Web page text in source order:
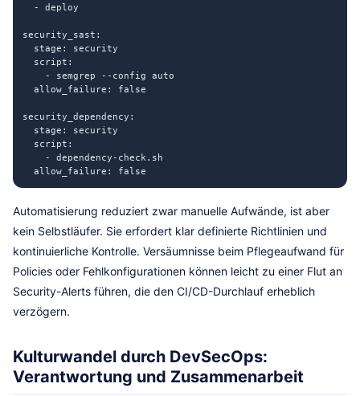
  - deploy
security_sast:
  stage: security
  script:
    - semgrep --config auto
  allow_failure: false
security_dependency:
  stage: security
  script:
    - dependency-check.sh
Automatisierung reduziert zwar manuelle Aufwände, ist aber
kein Selbstläufer. Sie erfordert klar definierte Richtlinien und
kontinuierliche Kontrolle. Versäumnisse beim Pflegeaufwand für
Policies oder Fehlkonfigurationen können leicht zu einer Flut an
Security-Alerts führen, die den CI/CD-Durchlauf erheblich
verzögern.
Kulturwandel durch DevSecOps:
Verantwortung und Zusammenarbeit